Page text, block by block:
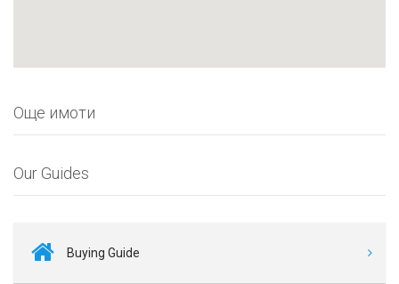
Още имоти
Our Guides
Buying Guide